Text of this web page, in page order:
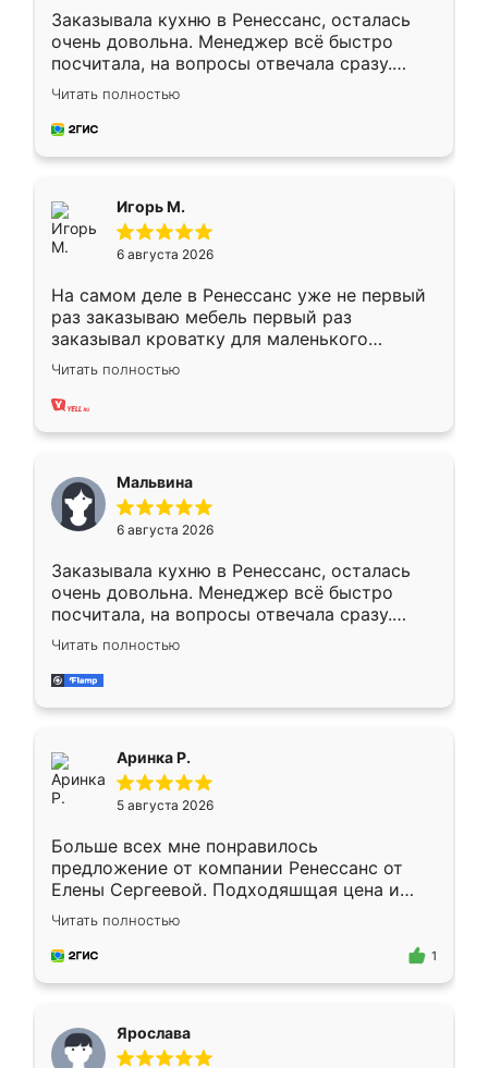
Заказывала кухню в Ренессанс, осталась
очень довольна. Менеджер всё быстро
посчитала, на вопросы отвечала сразу.
Замерщик приехал в субботу, подошёл к
делу со всей ответственностью. Собрали
за день, ребята работали аккуратно, даже
Читать полностью
Игорь М.
6 августа 2026
На самом деле в Ренессанс уже не первый
раз заказываю мебель первый раз
заказывал кроватку для маленького
ребёнка при его рождении ,во второй раз
заказал шкаф-купе. По качеству очень
хорошее сборка достаточно быстрая,
меньше, здесь же он более разнообразный.
Мне нравится ,если что-то потребуется из
мебели буду заказывать только здесь.
Читать полностью
Мальвина
6 августа 2026
Заказывала кухню в Ренессанс, осталась
очень довольна. Менеджер всё быстро
посчитала, на вопросы отвечала сразу.
Замерщик приехал в субботу, подошёл к
делу со всей ответственностью. Собрали
за день, ребята работали аккуратно, даже
Читать полностью
Аринка Р.
5 августа 2026
Больше всех мне понравилось
предложение от компании Ренессанс от
Елены Сергеевой. Подходяшщая цена и
короткие сроки изготовления. Приехавший
для замера сотрудник Владислав
предложил по моему эскизу самый
Читать полностью
1
Ярослава